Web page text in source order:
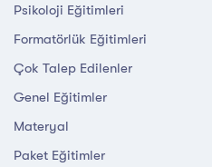
Psikoloji Eğitimleri
Formatörlük Eğitimleri
Çok Talep Edilenler
Genel Eğitimler
Materyal
Paket Eğitimler